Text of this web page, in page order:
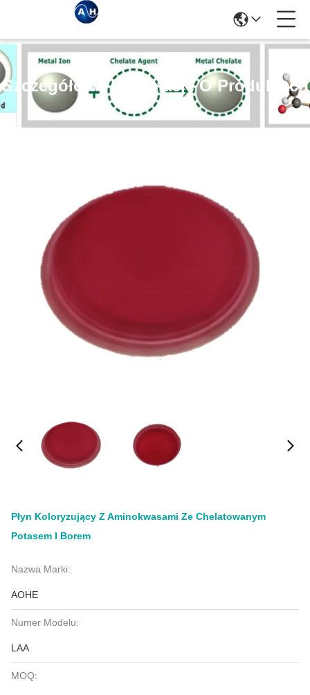
Szczegółowe Informacje O Produktach
Płyn Koloryzujący Z Aminokwasami Ze Chelatowanym
Potasem I Borem
Nazwa Marki:
AOHE
Numer Modelu:
LAA
MOQ: